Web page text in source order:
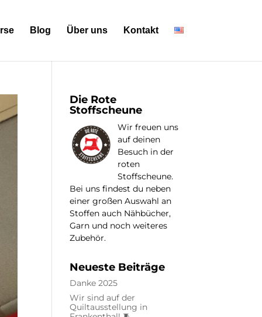
Blog Über uns Kontakt
Die Rote
Stoffscheune
Wir freuen uns
auf deinen
Besuch in der
roten
Stoffscheune.
Bei uns findest du neben
einer großen Auswahl an
Stoffen auch Nähbücher,
Garn und noch weiteres
Zubehör.
Neueste Beiträge
Danke 2025
Wir sind auf der
Quiltausstellung in